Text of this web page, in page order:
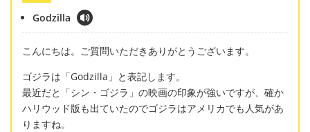
Godzilla
こんにちは。ご質問いただきありがとうございます。
ゴジラは「Godzilla」と表記します。
最近だと「シン・ゴジラ」の映画の印象が強いですが、確か
ハリウッド版も出ていたのでゴジラはアメリカでも人気があ
りますね。